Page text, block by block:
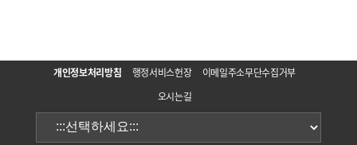
개인정보처리방침 행정서비스헌장
이메일주소무단수집거부
오시는길